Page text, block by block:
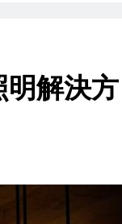
解決方